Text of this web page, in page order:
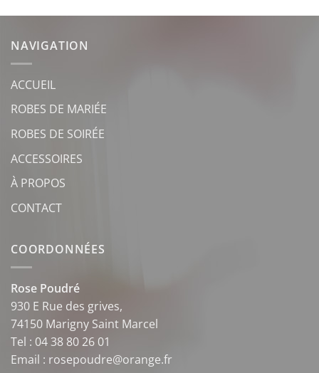
NAVIGATION
ACCUEIL
ROBES DE MARIÉE
ROBES DE SOIRÉE
ACCESSOIRES
À PROPOS
CONTACT
COORDONNÉES
Rose Poudré
930 E Rue des grives,
74150 Marigny Saint Marcel
Tel : 04 38 80 26 01
Email : rosepoudre@orange.fr